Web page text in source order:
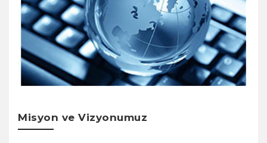
Misyon ve Vizyonumuz